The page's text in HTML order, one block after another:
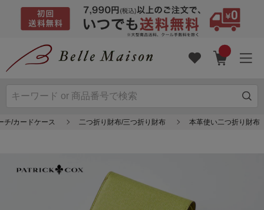
チ/カードケース 二つ折り財布/三つ折り財布 本革使い二つ折り財布